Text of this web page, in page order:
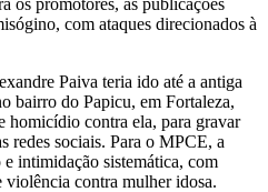
com ataques direcionados à
Paiva teria ido até a antiga
bairro do Papicu, em Fortaleza,
homicídio contra ela, para gravar
redes sociais. Para o MPCE, a
intimidação sistemática, com
contra mulher idosa.